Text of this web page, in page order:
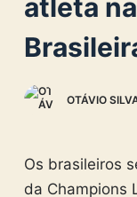
atleta
OTÁVIO
Os brasileiros
da Champions